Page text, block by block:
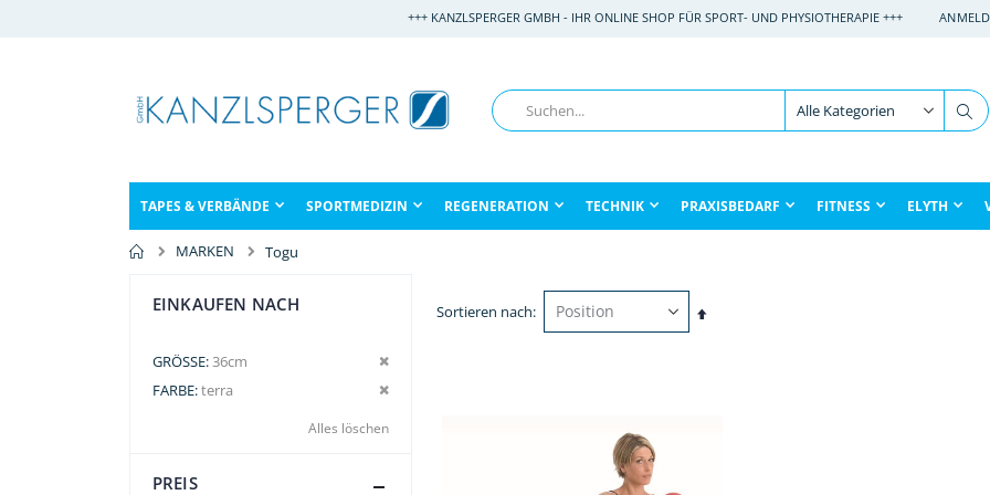
+++ KANZLSPERGER GMBH - IHR ONLINE SHOP FÜR SPORT- UND PHYSIOTHERAPIE +++
Suche
TAPES & VERBÄNDE SPORTMEDIZIN REGENERATION TECHNIK PRAXISBEDARF FITNESS ELYTH
MARKEN Togu
Sortieren nach
In
EINKAUFEN NACH
GRÖSSE 36cm
Dies entfernen
FARBE terra Dies entfernen
Alles löschen
PREIS